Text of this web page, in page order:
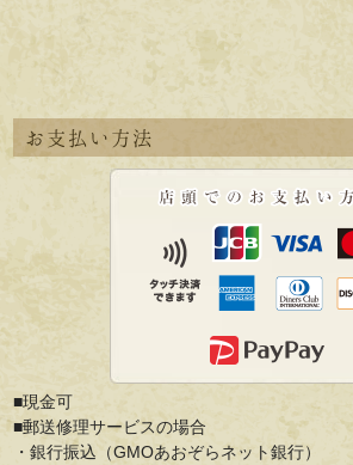
お支払い方法
■現金可
■郵送修理サービスの場合
・銀行振込（GMOあおぞらネット銀行）